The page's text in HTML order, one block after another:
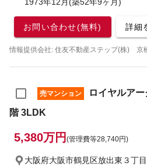
1973年12月(築52年9ヶ月)
お問い合わせ(無料) 詳細
情報提供会社: 住友不動産ステップ(株) 京
売マンション
ロイヤルア
階 3LDK
5,380万円 (管理費等28,740円)
大阪府大阪市鶴見区放出東３丁目